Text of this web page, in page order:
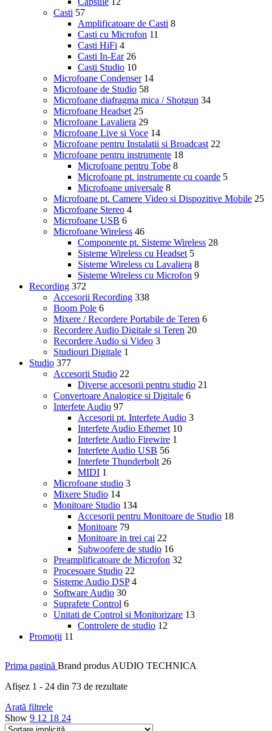
Casti 57
Amplificatoare de Casti 8
Casti cu Microfon 11
Casti HiFi 4
Casti In-Ear 26
Casti Studio 10
Microfoane Condenser 14
Microfoane de Studio 58
Microfoane diafragma mica / Shotgun 34
Microfoane Headset 25
Microfoane Lavaliera 29
Microfoane Live si Voce 14
Microfoane pentru Instalatii si Broadcast 22
Microfoane pentru instrumente 18
Microfoane pentru Tobe 8
Microfoane pt. instrumente cu coarde 5
Microfoane universale 8
Microfoane pt. Camere Video si Dispozitive Mobile 25
Microfoane Stereo 4
Microfoane USB 6
Microfoane Wireless 46
Componente pt. Sisteme Wireless 28
Sisteme Wireless cu Headset 5
Sisteme Wireless cu Lavaliera 8
Sisteme Wireless cu Microfon 9
Recording 372
Accesorii Recording 338
Boom Pole 6
Mixere / Recordere Portabile de Teren 6
Recordere Audio Digitale si Teren 20
Recordere Audio si Video 3
Studiouri Digitale 1
Studio 377
Accesorii Studio 22
Diverse accesorii pentru studio 21
Convertoare Analogice si Digitale 6
Interfete Audio 97
Accesorii pt. Interfete Audio 3
Interfete Audio Ethernet 10
Interfete Audio Firewire 1
Interfete Audio USB 56
Interfete Thunderbolt 26
MIDI 1
Microfoane studio 3
Mixere Studio 14
Monitoare Studio 134
Accesorii pentru Monitoare de Studio 18
Monitoare 79
Monitoare in trei cai 22
Subwoofere de studio 16
Preamplificatoare de Microfon 32
Procesoare Studio 22
Sisteme Audio DSP 4
Software Audio 30
Suprafete Control 6
Unitati de Control si Monitorizare 13
Controlere de studio 12
Promoții 11
Prima pagină Brand produs AUDIO TECHNICA
Afișez 1 - 24 din 73 de rezultate
Arată filtrele
Show 9 12 18 24